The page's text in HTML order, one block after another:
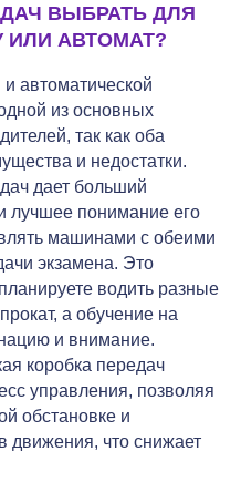
ВЫБРАТЬ ДЛЯ
ИЛИ АВТОМАТ?
автоматической
из основных
так как оба
и недостатки.
дает больший
лучшее понимание его
машинами с обеими
экзамена. Это
водить разные
а обучение на
и внимание.
коробка передач
управления, позволяя
обстановке и
движения, что снижает